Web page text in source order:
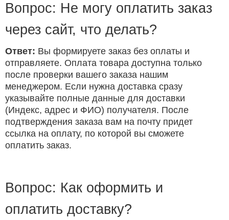
Вопрос: Не могу оплатить заказ
через сайт, что делать?
Ответ: Вы формируете заказ без оплаты и
отправляете. Оплата товара доступна только
после проверки вашего заказа нашим
менеджером. Если нужна доставка сразу
указывайте полные данные для доставки
(Индекс, адрес и ФИО) получателя. После
подтверждения заказа вам на почту придет
ссылка на оплату, по которой вы сможете
оплатить заказ.
Вопрос: Как оформить и
оплатить доставку?